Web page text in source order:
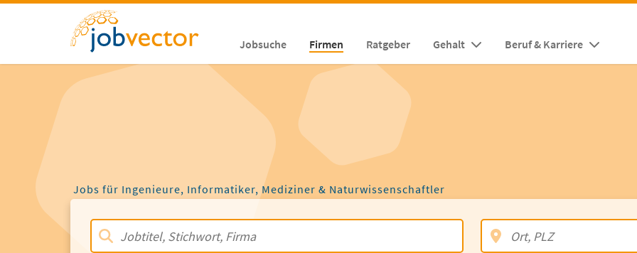
Jobsuche Firmen Ratgeber Gehalt Beruf & Karriere
Jobs für Ingenieure, Informatiker, Mediziner & Naturwissenschaftler